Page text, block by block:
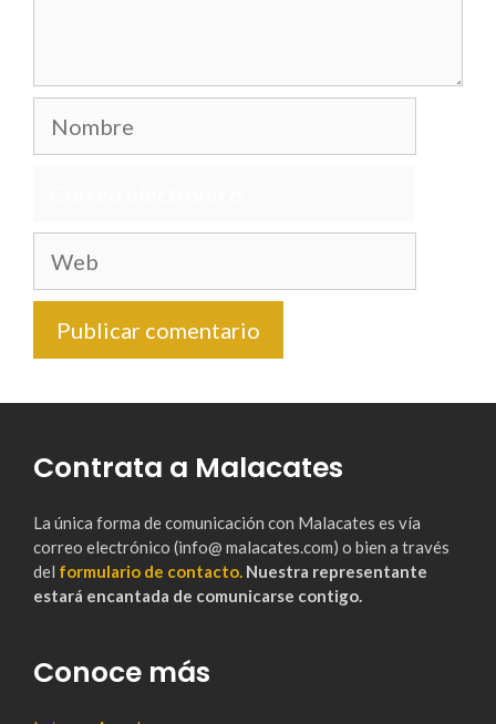
Nombre
Web
Contrata a Malacates
La única forma de comunicación con Malacates es vía
correo electrónico (info@ malacates.com) o bien a través
del formulario de contacto. Nuestra representante
estará encantada de comunicarse contigo.
Conoce más